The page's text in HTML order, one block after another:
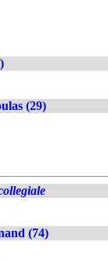
(29)
(74)